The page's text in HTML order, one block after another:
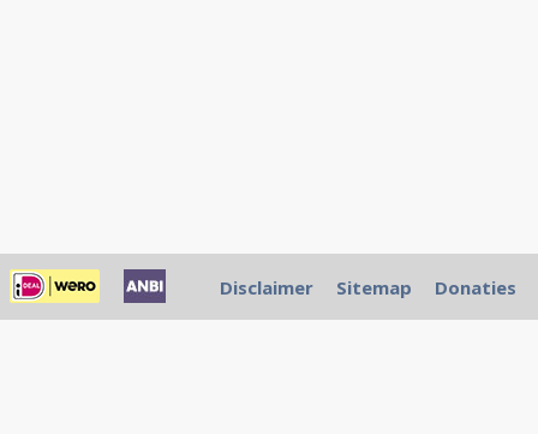
Disclaimer Sitemap Donaties